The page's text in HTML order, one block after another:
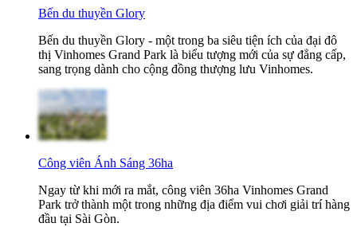
Bến du thuyền Glory
Bến du thuyền Glory - một trong ba siêu tiện ích của đại đô
thị Vinhomes Grand Park là biểu tượng mới của sự đẳng cấp,
sang trọng dành cho cộng đồng thượng lưu Vinhomes.
Công viên Ánh Sáng 36ha
Ngay từ khi mới ra mắt, công viên 36ha Vinhomes Grand
Park trở thành một trong những địa điểm vui chơi giải trí hàng
đầu tại Sài Gòn.